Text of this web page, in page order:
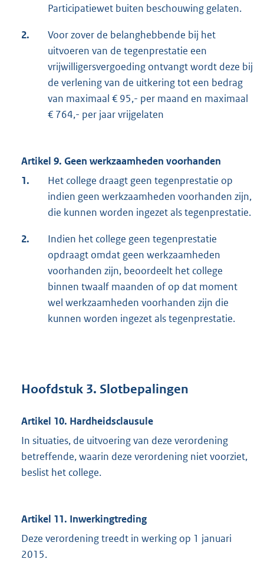
Participatiewet buiten beschouwing gelaten.
2.
Voor zover de belanghebbende bij het
uitvoeren van de tegenprestatie een
vrijwilligersvergoeding ontvangt wordt deze bij
de verlening van de uitkering tot een bedrag
van maximaal € 95,- per maand en maximaal
€ 764,- per jaar vrijgelaten
Artikel 9. Geen werkzaamheden voorhanden
1.
Het college draagt geen tegenprestatie op
indien geen werkzaamheden voorhanden zijn,
die kunnen worden ingezet als tegenprestatie.
2.
Indien het college geen tegenprestatie
opdraagt omdat geen werkzaamheden
voorhanden zijn, beoordeelt het college
binnen twaalf maanden of op dat moment
wel werkzaamheden voorhanden zijn die
kunnen worden ingezet als tegenprestatie.
Hoofdstuk 3. Slotbepalingen
Artikel 10. Hardheidsclausule
In situaties, de uitvoering van deze verordening
betreffende, waarin deze verordening niet voorziet,
beslist het college.
Artikel 11. Inwerkingtreding
Deze verordening treedt in werking op 1 januari
2015.